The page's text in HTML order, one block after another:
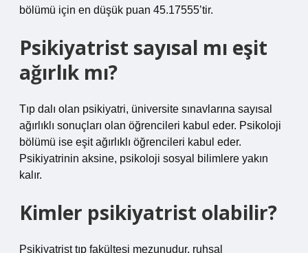
bölümü için en düşük puan 45.17555’tir.
Psikiyatrist sayısal mı eşit
ağırlık mı?
Tıp dalı olan psikiyatri, üniversite sınavlarına sayısal
ağırlıklı sonuçları olan öğrencileri kabul eder. Psikoloji
bölümü ise eşit ağırlıklı öğrencileri kabul eder.
Psikiyatrinin aksine, psikoloji sosyal bilimlere yakın
kalır.
Kimler psikiyatrist olabilir?
Psikiyatrist tıp fakültesi mezunudur, ruhsal